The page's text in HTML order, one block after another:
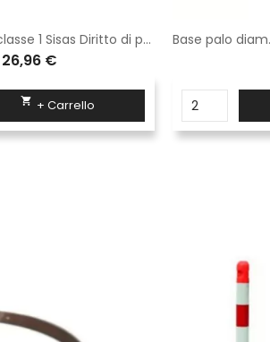
Targa lamiera classe 1 Sisas Diritto di precedenza nei sensi unici alternati fig. 45 dimensioni 60x60 cm su sfondo blu
26,96 €
 + Carrello